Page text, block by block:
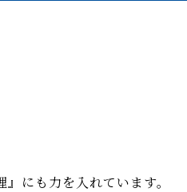
にも力を入れています。